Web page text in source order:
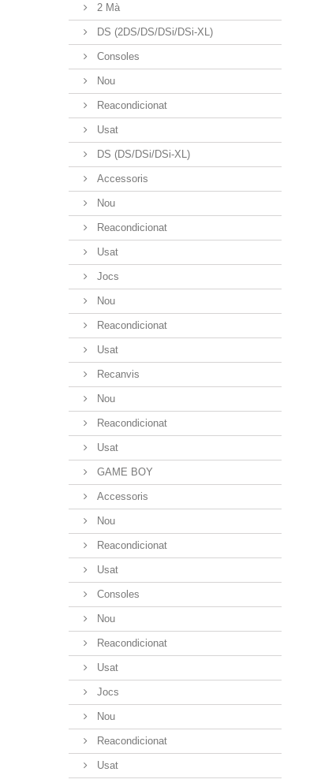
2 Mà
DS (2DS/DS/DSi/DSi-XL)
Consoles
Nou
Reacondicionat
Usat
DS (DS/DSi/DSi-XL)
Accessoris
Nou
Reacondicionat
Usat
Jocs
Nou
Reacondicionat
Usat
Recanvis
Nou
Reacondicionat
Usat
GAME BOY
Accessoris
Nou
Reacondicionat
Usat
Consoles
Nou
Reacondicionat
Usat
Jocs
Nou
Reacondicionat
Usat